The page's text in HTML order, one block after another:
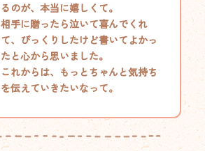
るのが、本当に嬉しくて。
相手に贈ったら泣いて喜んでくれ
て、びっくりしたけど書いてよかっ
たと心から思いました。
これからは、もっとちゃんと気持ち
を伝えていきたいなって。